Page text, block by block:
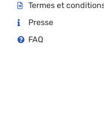
Termes et
Presse
FAQ